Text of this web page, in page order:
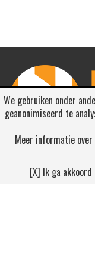
We gebruiken onder
geanonimiseerd te
Meer informatie over
[X] Ik ga